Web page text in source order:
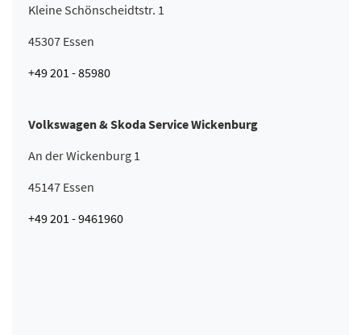
Kleine Schönscheidtstr. 1
45307 Essen
+49 201 - 85980
Volkswagen & Skoda Service Wickenburg
An der Wickenburg 1
45147 Essen
+49 201 - 9461960